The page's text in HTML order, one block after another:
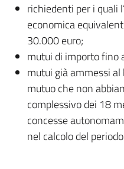
richiedenti per i quali
economica
30.000 euro;
mutui di importo fino
mutui già ammessi
mutuo che non
complessivo dei 18
concesse
nel calcolo del